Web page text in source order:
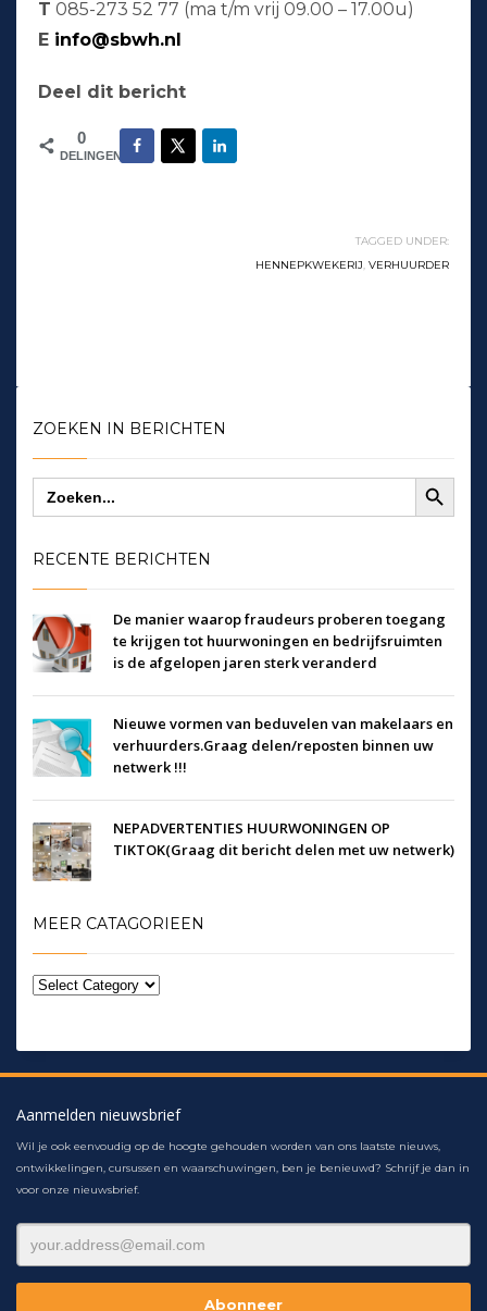
T 085-273 52 77 (ma t/m vrij 09.00 – 17.00u)
E info@sbwh.nl
Deel dit bericht
0
DELINGEN
TAGGED UNDER:
HENNEPKWEKERIJ, VERHUURDER
ZOEKEN IN BERICHTEN
Zoek
naar:
Zoekknop
RECENTE BERICHTEN
De manier waarop fraudeurs proberen toegang
te krijgen tot huurwoningen en bedrijfsruimten
is de afgelopen jaren sterk veranderd
Nieuwe vormen van beduvelen van makelaars en
verhuurders.Graag delen/reposten binnen uw
netwerk !!!
NEPADVERTENTIES HUURWONINGEN OP
TIKTOK(Graag dit bericht delen met uw netwerk)
MEER CATAGORIEEN
Aanmelden nieuwsbrief
Wil je ook eenvoudig op de hoogte gehouden worden van ons laatste nieuws,
ontwikkelingen, cursussen en waarschuwingen, ben je benieuwd? Schrijf je dan in
voor onze nieuwsbrief.